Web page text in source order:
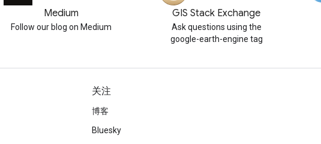
Medium
Follow our blog on Medium
GIS Stack Exchange
Ask questions using the
google-earth-engine tag
关注
博客
Bluesky